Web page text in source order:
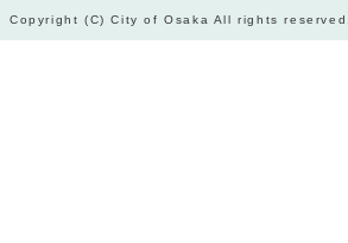
Copyright (C) City of Osaka All rights reserved.